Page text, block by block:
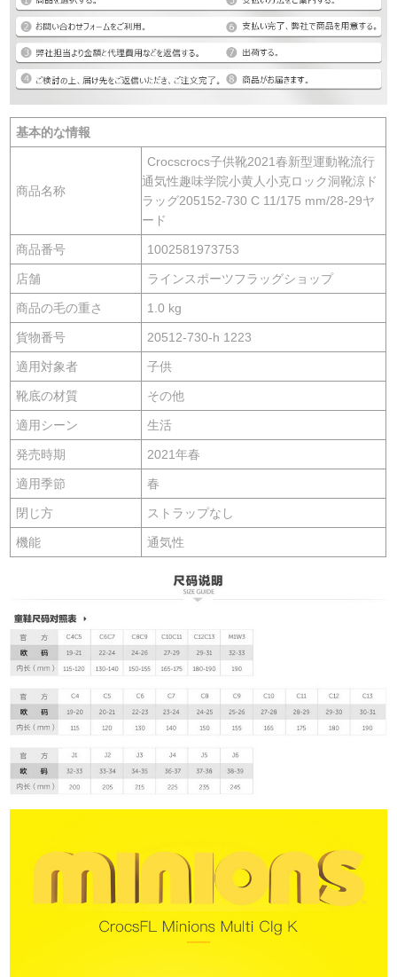
基本的な情報
商品名称
Crocscrocs子供靴2021春新型運動靴流行
通気性趣味学院小黄人小克ロック洞靴涼ド
ラッグ205152-730 C 11/175 mm/28-29ヤ
ード
商品番号 1002581973753
店舗 ラインスポーツフラッグショップ
商品の毛の重さ 1.0 kg
貨物番号 20512-730-h 1223
適用対象者 子供
靴底の材質 その他
適用シーン 生活
発売時期 2021年春
適用季節 春
閉じ方 ストラップなし
機能 通気性